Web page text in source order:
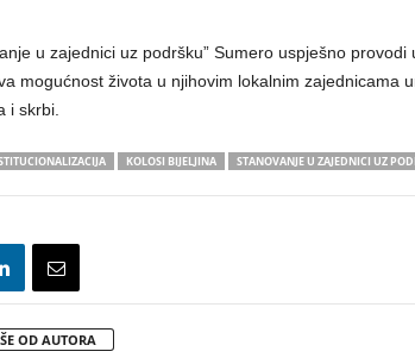
u zajednici uz podršku” Sumero uspješno provodi
mogućnost života u njihovim lokalnim zajednicama
i skrbi.
KOLOSI BIJELJINA STANOVANJE U ZAJEDNICI UZ
OD AUTORA